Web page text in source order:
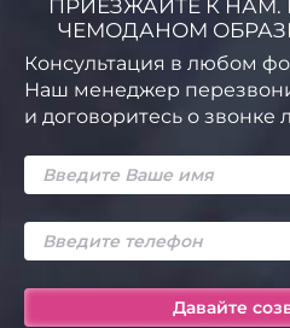
ПРИЕЗЖАЙТЕ К
ЧЕМОДАНОМ
Консультация в любом
Наш менеджер
и договоритесь о звонке